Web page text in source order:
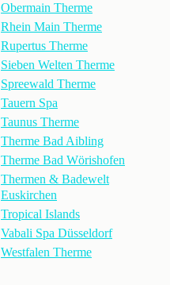
Obermain Therme
Rhein Main Therme
Rupertus Therme
Sieben Welten Therme
Spreewald Therme
Tauern Spa
Taunus Therme
Therme Bad Aibling
Therme Bad Wörishofen
Thermen & Badewelt
Euskirchen
Tropical Islands
Vabali Spa Düsseldorf
Westfalen Therme